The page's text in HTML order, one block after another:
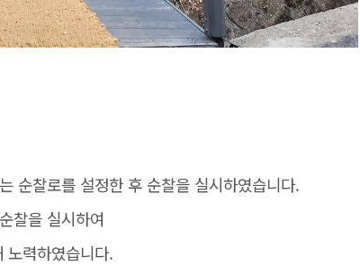
순찰로를 설정한 후 순찰을 실시하였습니다.
찰을 실시하여
노력하였습니다.